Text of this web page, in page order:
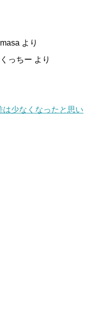
masa より
くっちー より
少なくなったと思い